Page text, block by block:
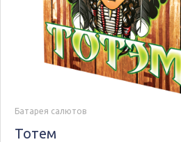
Батарея салютов
Тотем